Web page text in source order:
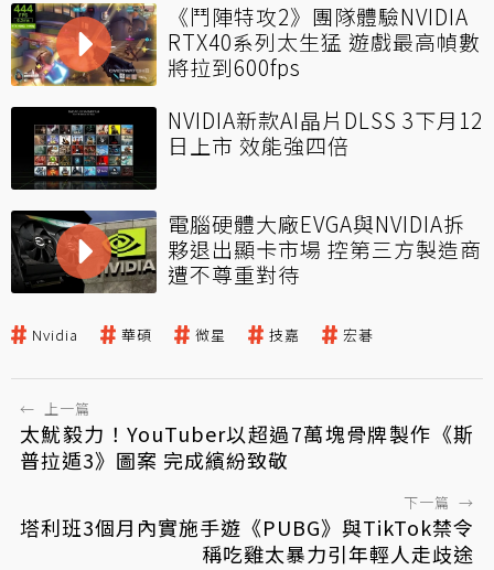
《鬥陣特攻2》團隊體驗NVIDIA
RTX40系列太生猛 遊戲最高幀數
將拉到600fps
NVIDIA新款AI晶片DLSS 3下月12
日上市 效能強四倍
電腦硬體大廠EVGA與NVIDIA拆
夥退出顯卡市場 控第三方製造商
遭不尊重對待
Nvidia 華碩 微星 技嘉 宏碁
← 上一篇
太魷毅力！YouTuber以超過7萬塊骨牌製作《斯
普拉遁3》圖案 完成繽紛致敬
下一篇 →
塔利班3個月內實施手遊《PUBG》與TikTok禁令
稱吃雞太暴力引年輕人走歧途